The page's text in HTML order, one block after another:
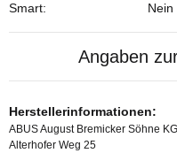
Smart:
Nein
Angaben
Herstellerinformationen:
ABUS August Bremicker Söhne KG
Alterhofer Weg 25